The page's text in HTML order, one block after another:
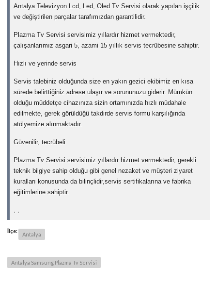
Antalya Televizyon Lcd, Led, Oled Tv Servisi olarak yapılan işçilik
ve değiştirilen parçalar tarafımızdan garantilidir.
Plazma Tv Servisi servisimiz yıllardır hizmet vermektedir,
çalışanlarımız asgari 5, azami 15 yıllık servis tecrübesine sahiptir.
Hızlı ve yerinde servis
Servis talebiniz olduğunda size en yakın gezici ekibimiz en kısa
sürede belirttiğiniz adrese ulaşır ve sorununuzu giderir. Mümkün
olduğu müddetçe cihazınıza sizin ortamınızda hızlı müdahale
edilmekte, gerek görüldüğü takdirde servis formu karşılığında
atölyemize alınmaktadır.
Güvenilir, tecrübeli
Plazma Tv Servisi servisimiz yıllardır hizmet vermektedir, gerekli
teknik bilgiye sahip olduğu gibi genel nezaket ve müşteri ziyaret
kuralları konusunda da bilinçlidir,servis sertifikalarına ve fabrika
eğitimlerine sahiptir.
, ,
İlçe:
Antalya
Antalya Samsung Plazma Tv Servisi